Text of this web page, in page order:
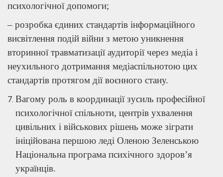
психологічної допомоги;
– розробка єдиних стандартів інформаційного
висвітлення подій війни з метою уникнення
вторинної травматизації аудиторії через медіа і
неухильного дотримання медіаспільнотою цих
стандартів протягом дії воєнного стану.
Вагому роль в координації зусиль професійної
психологічної спільноти, центрів ухвалення
цивільних і військових рішень може зіграти
ініційована першою леді Оленою Зеленською
Національна програма психічного здоров’я
українців.